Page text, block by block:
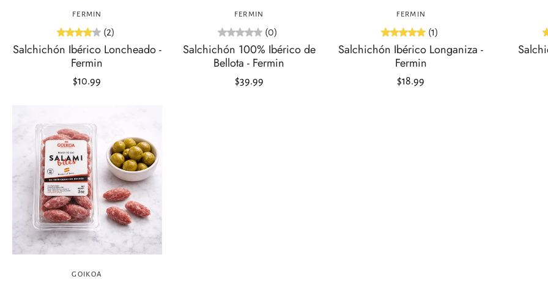
FERMIN
(2)
Salchichón Ibérico Loncheado -
Fermin
$10.99
FERMIN
(0)
Salchichón 100% Ibérico de
Bellota - Fermin
$39.99
FERMIN
(1)
Salchichón Ibérico Longaniza -
Fermin
$18.99
GOIKOA